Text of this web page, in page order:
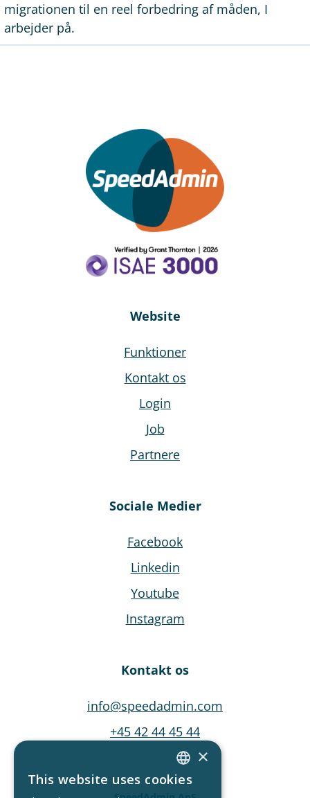
migrationen til en reel forbedring af måden, I
arbejder på.
Website
Funktioner
Kontakt os
Login
Job
Partnere
Sociale Medier
Facebook
Linkedin
Youtube
Instagram
Kontakt os
info@speedadmin.com
+45 42 44 45 44
ENGLISH
×
This website uses cookies